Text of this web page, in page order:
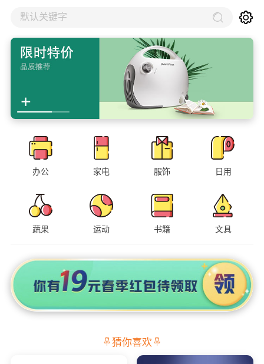
默认关键字
办公 家电 服饰 日用
蔬果 运动 书籍 文具
猜你喜欢